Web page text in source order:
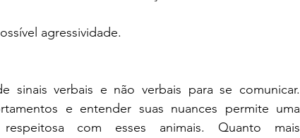
agressividade.
sinais verbais e não verbais para se comunicar.
e entender suas nuances permite uma
com esses animais. Quanto mais